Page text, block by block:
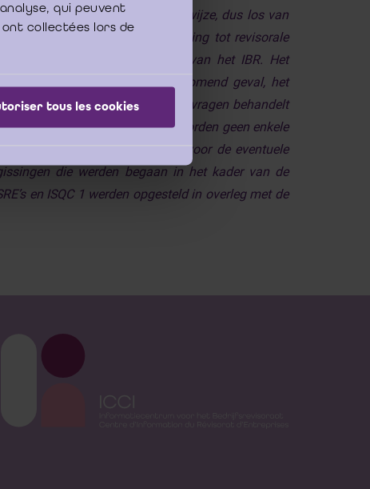
qui peuvent
collectées lors de
tous les cookies
(ICCI) geeft op een autonome wijze, dus los van
bedrijfsrevisoren met betrekking tot revisorale
het standpunt van de Raad van het IBR. Het
name de Raad of, in voorkomend geval, het
zorgvuldigheid de ontvangen vragen behandelt
ten aanzien van de antwoorden geen enkele
aansprakelijkheid voor de eventuele
die werden begaan in het kader van de
en ISQC 1 werden opgesteld in overleg met de